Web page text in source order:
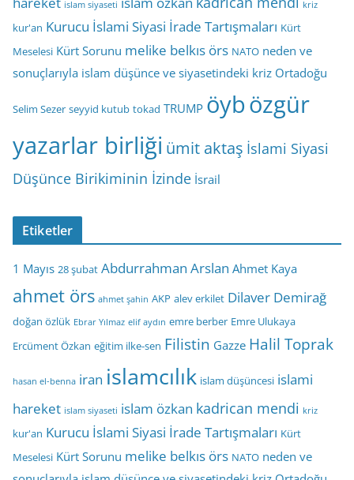
islam siyaseti kriz
kur'an Kurucu İslami Siyasi İrade Tartışmaları Kürt
Meselesi Kürt Sorunu melike belkıs örs NATO neden ve
sonuçlarıyla islam düşünce ve siyasetindeki kriz Ortadoğu
Selim Sezer seyyid kutub tokad TRUMP öybözgür
yazarlar birliği ümit aktaş İslami Siyasi
Düşünce Birikiminin İzinde İsrail
Etiketler
1 Mayıs 28 şubat Abdurrahman Arslan Ahmet Kaya
ahmet örs ahmet şahin AKP alev erkilet Dilaver Demirağ
doğan özlük Ebrar Yılmaz elif aydın emre berber Emre Ulukaya
Ercüment Özkan eğitim ilke-sen Filistin Gazze Halil Toprak
hasan el-benna iran islamcılık islam düşüncesi islami
hareket islam siyaseti islam özkan kadrican mendi kriz
kur'an Kurucu İslami Siyasi İrade Tartışmaları Kürt
Meselesi Kürt Sorunu melike belkıs örs NATO neden ve